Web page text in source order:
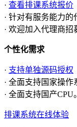
· 查看排课系统报价
· 针对有服务能力
· 欢迎加入代理商招
个性化需求
· 支持单独源码授权
· 全面支持国家操
· 全面支持国产CPU。
排课系统在线体验